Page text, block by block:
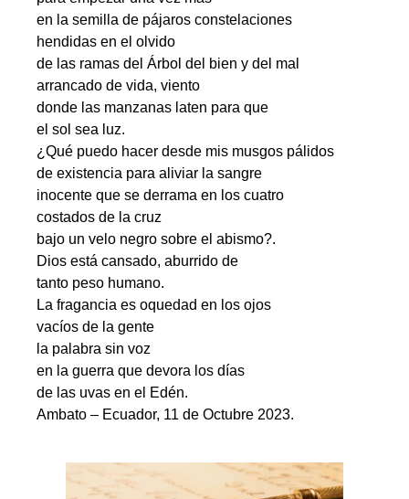
en la semilla de pájaros constelaciones
hendidas en el olvido
de las ramas del Árbol del bien y del mal
arrancado de vida, viento
donde las manzanas laten para que
el sol sea luz.
¿Qué puedo hacer desde mis musgos pálidos
de existencia para aliviar la sangre
inocente que se derrama en los cuatro
costados de la cruz
bajo un velo negro sobre el abismo?.
Dios está cansado, aburrido de
tanto peso humano.
La fragancia es oquedad en los ojos
vacíos de la gente
la palabra sin voz
en la guerra que devora los días
de las uvas en el Edén.
Ambato – Ecuador, 11 de Octubre 2023.